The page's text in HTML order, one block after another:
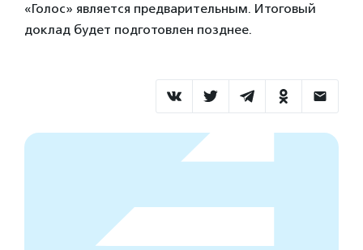
«Голос» является предварительным. Итоговый
доклад будет подготовлен позднее.